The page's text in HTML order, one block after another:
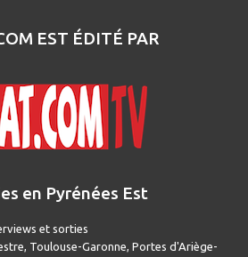
EST ÉDITÉ PAR
en Pyrénées Est
et sorties
Toulouse-Garonne, Portes d'Ariège-